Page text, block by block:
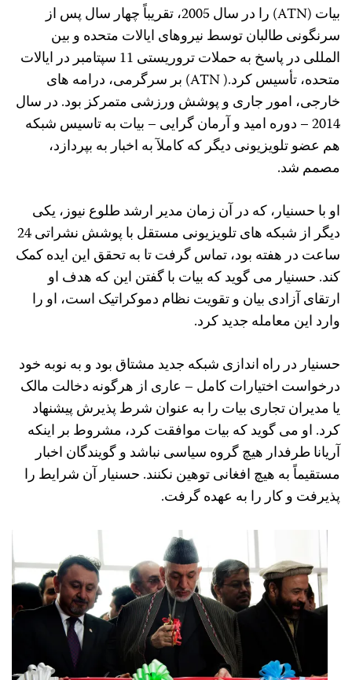
بیات (ATN) را در سال 2005، تقریباً چهار سال پس از
سرنگونی طالبان توسط نیروهای ایالات متحده و بین
المللی در پاسخ به حملات تروریستی 11 سپتامبر در ایالات
متحده، تأسیس کرد.( ATN) بر سرگرمی، درامه های
خارجی، امور جاری و پوشش ورزشی متمرکز بود. در سال
2014 – دوره امید و آرمان گرایی – بیات به تاسیس شبکه
هم عضو تلویزیونی دیگر که کاملآ به اخبار به بپردازد،
مصمم شد.
او با حسنیار، که در آن زمان مدیر ارشد طلوع نیوز، یکی
دیگر از شبکه های تلویزیونی مستقل با پوشش نشراتی 24
ساعت در هفته بود، تماس گرفت تا به تحقق این ایده کمک
کند. حسنیار می گوید که بیات با گفتن این که هدف او
ارتقای آزادی بیان و تقویت نظام دموکراتیک است، او را
وارد این معامله جدید کرد.
حسنیار در راه اندازی شبکه جدید مشتاق بود و به نوبه خود
درخواست اختیارات کامل – عاری از هرگونه دخالت مالک
یا مدیران تجاری بیات را به عنوان شرط پذیرش پیشنهاد
کرد. او می گوید که بیات موافقت کرد، مشروط بر اینکه
آریانا طرفدار هیچ گروه سیاسی نباشد و گویندگان اخبار
مستقیماً به هیچ افغانی توهین نکنند. حسنیار آن شرایط را
پذیرفت و کار را به عهده گرفت.